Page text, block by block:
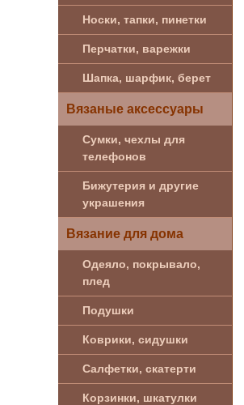
Носки, тапки, пинетки
Перчатки, варежки
Шапка, шарфик, берет
Вязаные аксессуары
Сумки, чехлы для
телефонов
Бижутерия и другие
украшения
Вязание для дома
Одеяло, покрывало,
плед
Подушки
Коврики, сидушки
Салфетки, скатерти
Корзинки, шкатулки